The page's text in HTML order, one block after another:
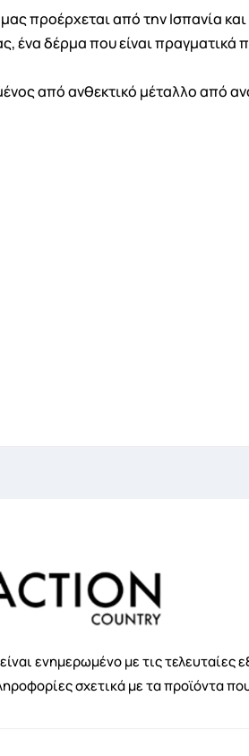
προέρχεται από την Ισπανία
δέρμα που είναι πραγματικά
από ανθεκτικό μέταλλο από
ενημερωμένο με τις τελευταίες
σχετικά με τα προϊόντα
επιθυμητών